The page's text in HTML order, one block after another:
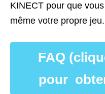
KINECT pour que
même votre propre jeu.
FAQ
pour